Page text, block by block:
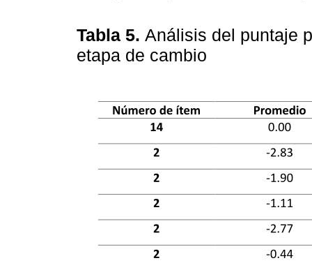
Tabla 5. Análisis del puntaje
etapa de cambio